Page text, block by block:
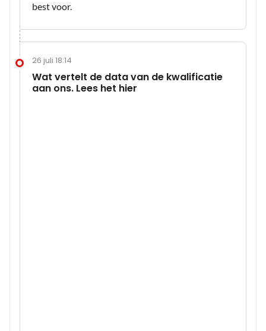
best voor.
26 juli 18:14
Wat vertelt de data van de kwalificatie
aan ons. Lees het hier